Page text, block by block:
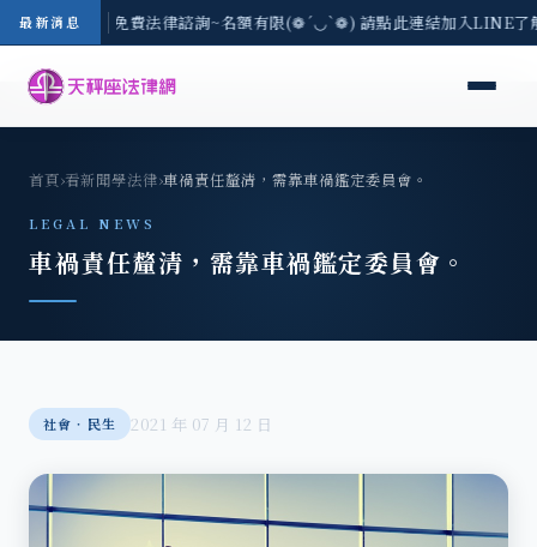
最新消息
-8/3(一) 現場免費法律諮詢~名額有限(❁´◡`❁) 請點此連結加入LINE
首頁›看新聞學法律›車禍責任釐清，需靠車禍鑑定委員會。
LEGAL NEWS
車禍責任釐清，需靠車禍鑑定委員會。
社會‧民生 2021 年 07 月 12 日